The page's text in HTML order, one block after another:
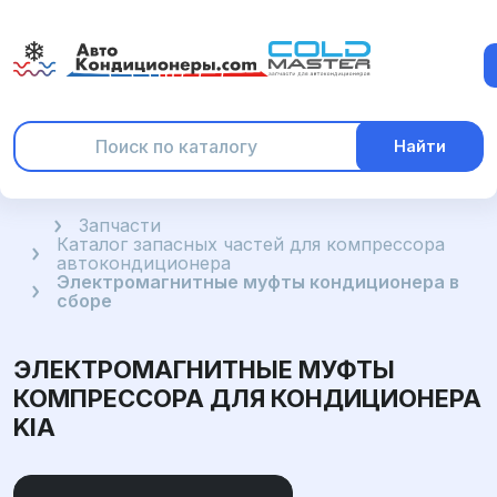
Найти
ГлавнаяЗапчасти
Каталог запасных частей для компрессора
автокондиционера
Электромагнитные муфты кондиционера в
сборе
ЭЛЕКТРОМАГНИТНЫЕ МУФТЫ
КОМПРЕССОРА ДЛЯ КОНДИЦИОНЕРА
KIA